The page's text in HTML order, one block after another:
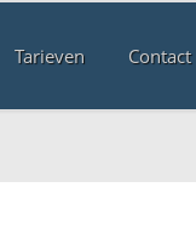
Tarieven Contact